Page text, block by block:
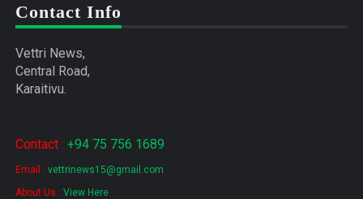
Contact Info
Vettri News,
Central Road,
Karaitivu.
Contact : +94 75 756 1689
Email : vettrinews15@gmail.com
About Us : View Here